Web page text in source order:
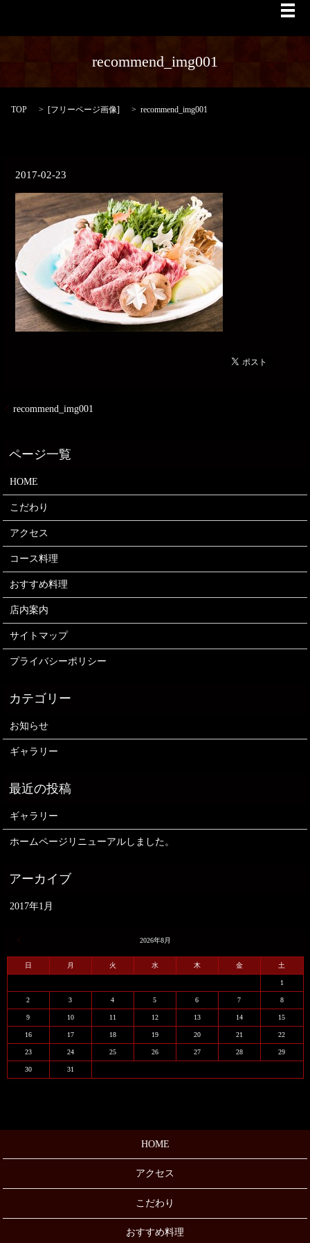
メ
recommend_img001
TOP [フリーページ画像] recommend_img001
2017-02-23
recommend_img001
HOME
こだわり
アクセス
コース料理
おすすめ料理
店内案内
サイトマップ
プライバシーポリシー
お知らせ
ギャラリー
ギャラリー
ホームページリニューアルしました。
2017年1月
2026年8月
日 月 火 水 木 金 土
1
2 3 4 5 6 7 8
9 10 11 12 13 14 15
16 17 18 19 20 21 22
23 24 25 26 27 28 29
30 31
HOME
アクセス
こだわり
おすすめ料理